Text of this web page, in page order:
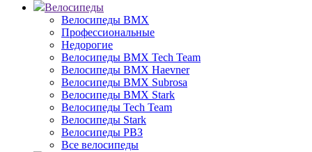
Велосипеды
Велосипеды BMX
Профессиональные
Недорогие
Велосипеды BMX Tech Team
Велосипеды BMX Haevner
Велосипеды BMX Subrosa
Велосипеды BMX Stark
Велосипеды Tech Team
Велосипеды Stark
Велосипеды РВЗ
Все велосипеды